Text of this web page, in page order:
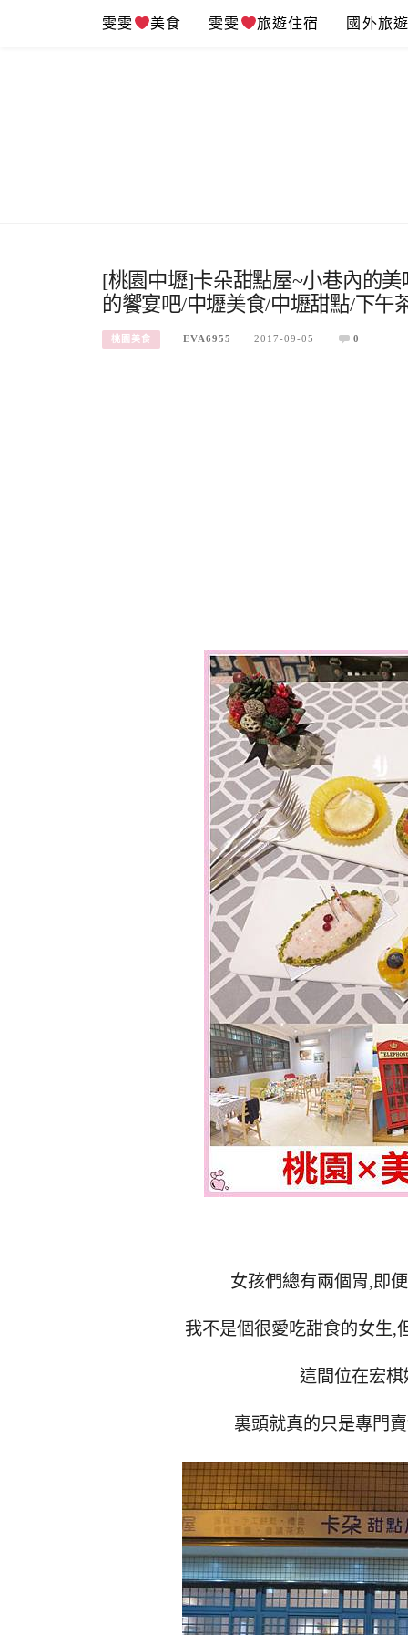
雯雯 美食 雯雯 旅遊住宿 國外旅
[桃園中壢]卡朵甜點屋~小巷內的
的饗宴吧/中壢美食/中壢甜點/下午
桃園美食 EVA6955 2017-09-05 0
女孩們總有兩個胃,即
我不是個很愛吃甜食的女生,
這間位在宏
裏頭就真的只是專門